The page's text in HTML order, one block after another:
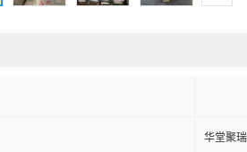
华堂聚瑞